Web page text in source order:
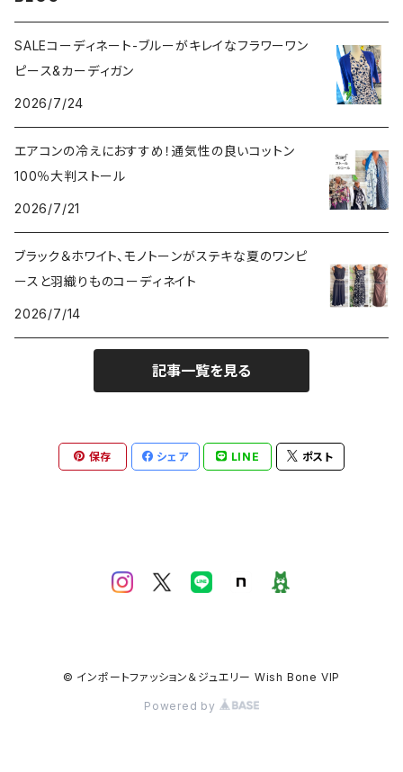
SALEコーディネート-ブルーがキレイなフラワーワン
ピース&カーディガン
2026/7/24
エアコンの冷えにおすすめ！通気性の良いコットン
100％大判ストール
2026/7/21
ブラック＆ホワイト、モノトーンがステキな夏のワンピ
ースと羽織りものコーディネイト
2026/7/14
記事一覧を見る
保存 シェア LINE ポスト
© インポートファッション＆ジュエリー Wish Bone VIP
Powered by